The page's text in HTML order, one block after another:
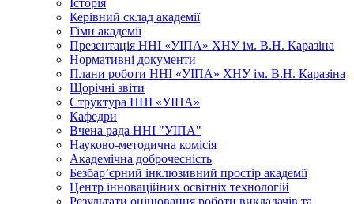
Історія
Керівний склад академії
Гімн академії
Презентація ННІ «УІПА» ХНУ ім. В.Н. Каразіна
Нормативні документи
Плани роботи ННІ «УІПА» ХНУ ім. В.Н. Каразіна
Щорічні звіти
Структура ННІ «УІПА»
Кафедри
Вчена рада ННІ "УІПА"
Науково-методична комісія
Академічна доброчесність
Безбар’єрний інклюзивний простір академії
Центр інноваційних освітніх технологій
Результати оцінювання роботи викладачів та